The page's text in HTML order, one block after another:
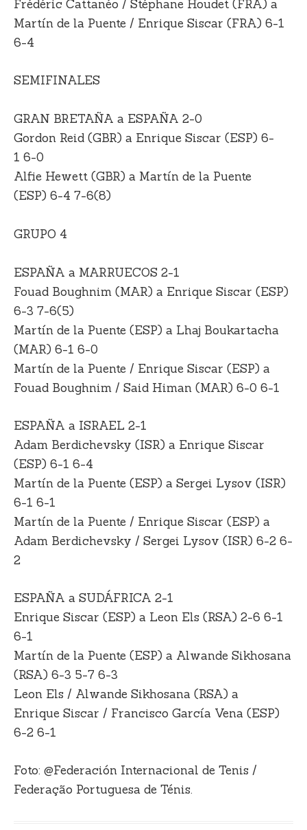
Frédéric Cattanéo / Stéphane Houdet (FRA) a
Martín de la Puente / Enrique Siscar (FRA) 6-1
6-4
SEMIFINALES
GRAN BRETAÑA a ESPAÑA 2-0
Gordon Reid (GBR) a Enrique Siscar (ESP) 6-
1 6-0
Alfie Hewett (GBR) a Martín de la Puente
(ESP) 6-4 7-6(8)
GRUPO 4
ESPAÑA a MARRUECOS 2-1
Fouad Boughnim (MAR) a Enrique Siscar (ESP)
6-3 7-6(5)
Martín de la Puente (ESP) a Lhaj Boukartacha
(MAR) 6-1 6-0
Martín de la Puente / Enrique Siscar (ESP) a
Fouad Boughnim / Said Himan (MAR) 6-0 6-1
ESPAÑA a ISRAEL 2-1
Adam Berdichevsky (ISR) a Enrique Siscar
(ESP) 6-1 6-4
Martín de la Puente (ESP) a Sergei Lysov (ISR)
6-1 6-1
Martín de la Puente / Enrique Siscar (ESP) a
Adam Berdichevsky / Sergei Lysov (ISR) 6-2 6-
2
ESPAÑA a SUDÁFRICA 2-1
Enrique Siscar (ESP) a Leon Els (RSA) 2-6 6-1
6-1
Martín de la Puente (ESP) a Alwande Sikhosana
(RSA) 6-3 5-7 6-3
Leon Els / Alwande Sikhosana (RSA) a
Enrique Siscar / Francisco García Vena (ESP)
6-2 6-1
Foto: @Federación Internacional de Tenis /
Federação Portuguesa de Ténis.